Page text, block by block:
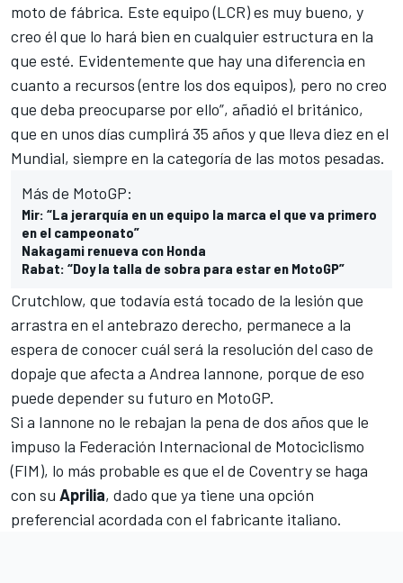
moto de fábrica. Este equipo (LCR) es muy bueno, y
creo él que lo hará bien en cualquier estructura en la
que esté. Evidentemente que hay una diferencia en
cuanto a recursos (entre los dos equipos), pero no creo
que deba preocuparse por ello”, añadió el británico,
que en unos días cumplirá 35 años y que lleva diez en el
Mundial, siempre en la categoría de las motos pesadas.
Más de MotoGP:
Mir: “La jerarquía en un equipo la marca el que va primero
en el campeonato”
Nakagami renueva con Honda
Rabat: “Doy la talla de sobra para estar en MotoGP”
Crutchlow, que todavía está tocado de la lesión que
arrastra en el antebrazo derecho, permanece a la
espera de conocer cuál será la resolución del caso de
dopaje que afecta a Andrea Iannone, porque de eso
puede depender su futuro en MotoGP.
Si a Iannone no le rebajan la pena de dos años que le
impuso la Federación Internacional de Motociclismo
(FIM), lo más probable es que el de Coventry se haga
con su Aprilia, dado que ya tiene una opción
preferencial acordada con el fabricante italiano.